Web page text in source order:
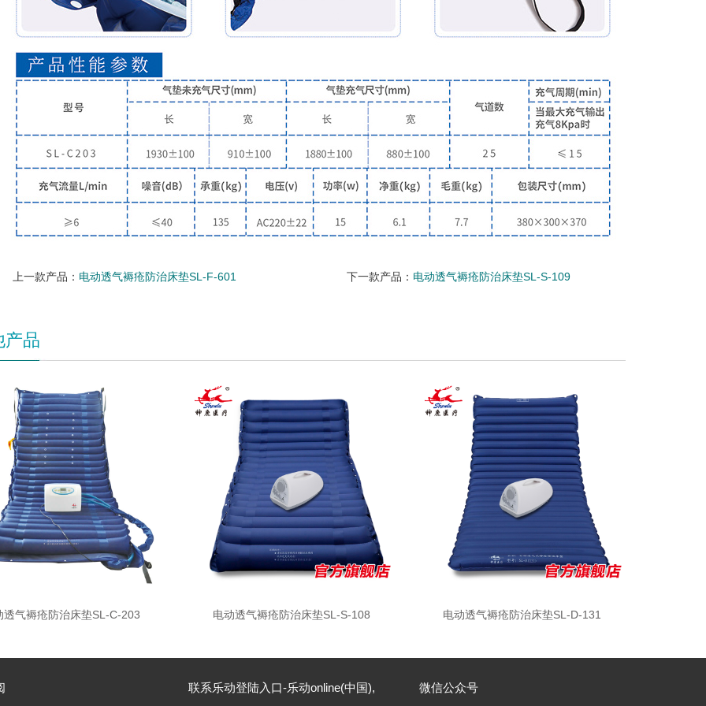
上一款产品： 电动透气褥疮防治床垫SL-F-601 下一款产品： 电动透气褥疮防治床垫SL-S-109
产品
透气褥疮防治床垫SL-C-203 电动透气褥疮防治床垫SL-S-108 电动透气褥疮防治床垫SL-D-131
联系乐动登陆入口-乐动online(中国), 微信公众号